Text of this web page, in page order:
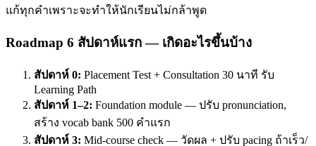
แก้ทุกคำเพราะจะทำให้นักเรียนไม่กล้าพูด
Roadmap 6 สัปดาห์แรก — เกิดอะไรขึ้นบ้าง
สัปดาห์ 0: Placement Test + Consultation 30 นาที รับ
Learning Path
สัปดาห์ 1–2: Foundation module — ปรับ pronunciation,
สร้าง vocab bank 500 คำแรก
สัปดาห์ 3: Mid-course check — วัดผล + ปรับ pacing ถ้าเร็ว/